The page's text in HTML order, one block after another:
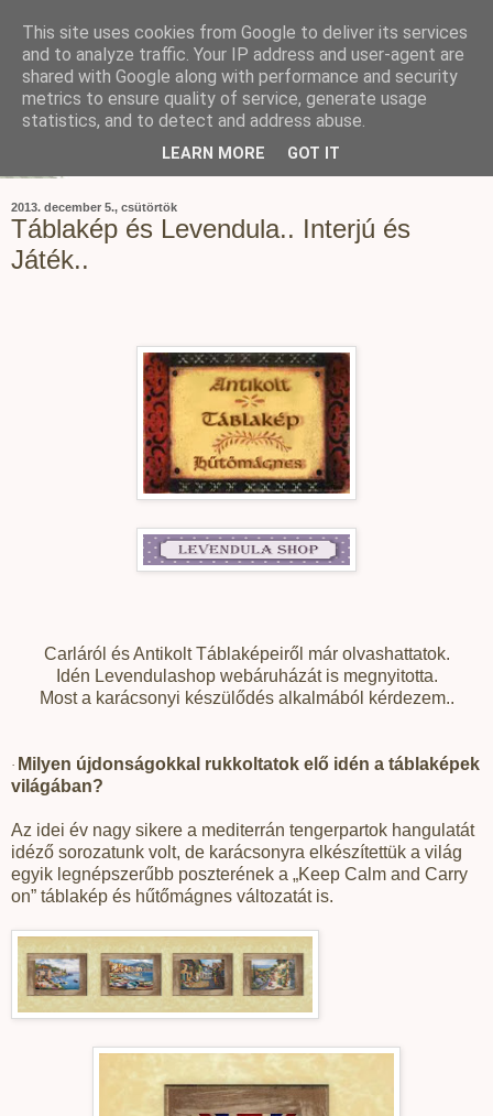
2013. december 5., csütörtök
Táblakép és Levendula.. Interjú és
Játék..
Carláról és Antikolt Táblaképeiről már olvashattatok.
Idén Levendulashop webáruházát is megnyitotta.
Most a karácsonyi készülődés alkalmából kérdezem..
· Milyen újdonságokkal rukkoltatok elő idén a táblaképek
világában?
Az idei év nagy sikere a mediterrán tengerpartok hangulatát
idéző sorozatunk volt, de karácsonyra elkészítettük a világ
egyik legnépszerűbb poszterének a „Keep Calm and Carry
on” táblakép és hűtőmágnes változatát is.
This site uses cookies from Google to deliver its services
and to analyze traffic. Your IP address and user-agent are
shared with Google along with performance and security
metrics to ensure quality of service, generate usage
statistics, and to detect and address abuse.
LEARN MORE GOT IT